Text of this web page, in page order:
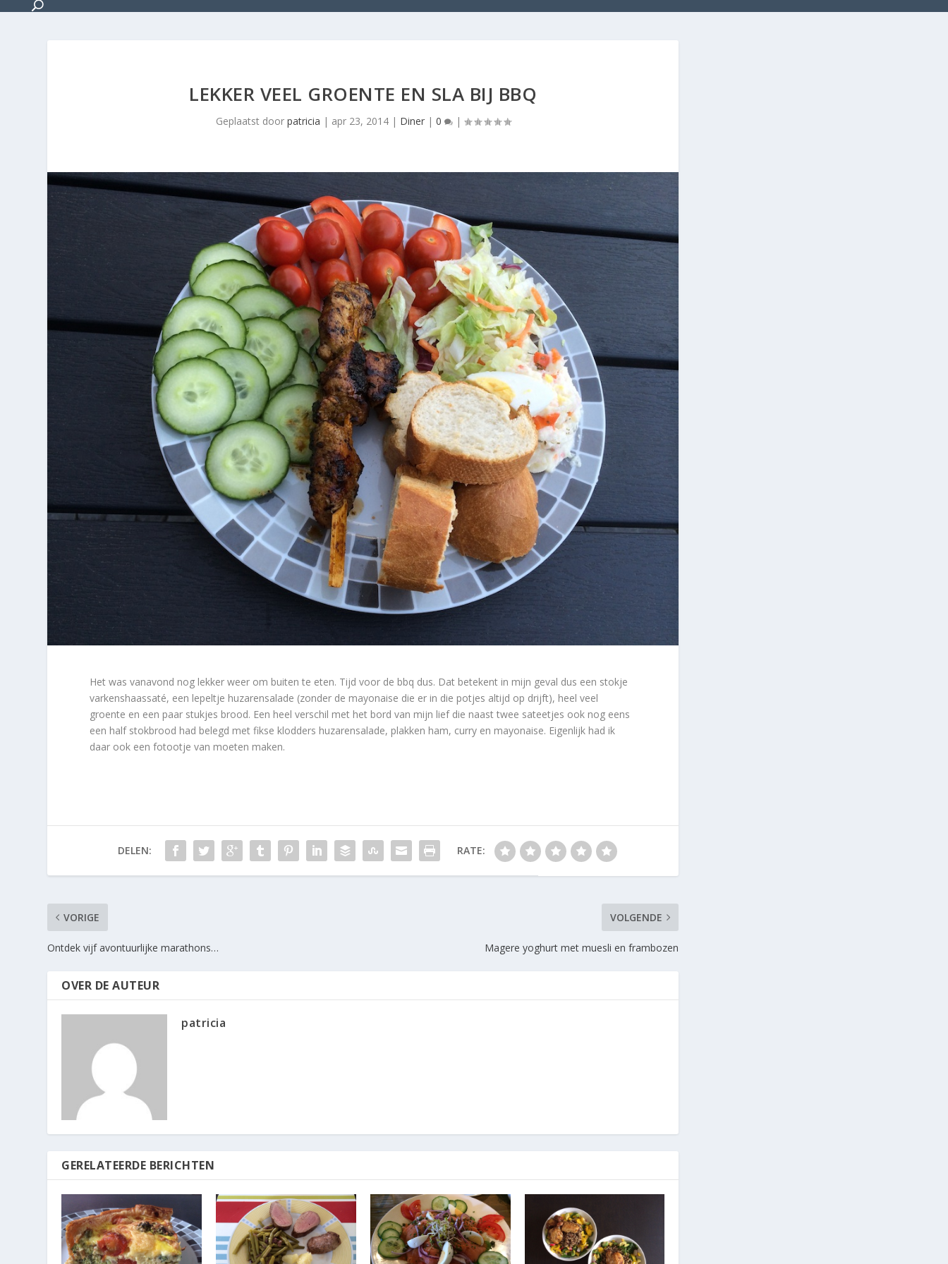
LEKKER VEEL GROENTE EN SLA BIJ BBQ
Geplaatst door patricia | apr 23, 2014| Diner| 0 |
Het was vanavond nog lekker weer om buiten te eten. Tijd voor de bbq dus. Dat betekent in mijn geval dus een stokje
varkenshaassaté, een lepeltje huzarensalade (zonder de mayonaise die er in die potjes altijd op drijft), heel veel
groente en een paar stukjes brood. Een heel verschil met het bord van mijn lief die naast twee sateetjes ook nog eens
een half stokbrood had belegd met fikse klodders huzarensalade, plakken ham, curry en mayonaise. Eigenlijk had ik
daar ook een fotootje van moeten maken.
DELEN: RATE:
VORIGE
Ontdek vijf avontuurlijke marathons…
VOLGENDE
Magere yoghurt met muesli en frambozen
OVER DE AUTEUR
patricia
GERELATEERDE BERICHTEN